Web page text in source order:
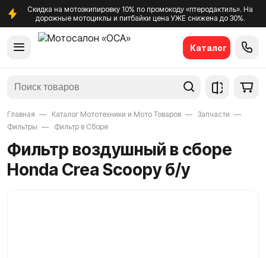
Скидка на мотоэкипировку 10% по промокоду «птеродактиль». На
дорожные мотоциклы и питбайки цена УЖЕ снижена до 30%.
Каталог
Главная Каталог Мототехники и Мото Товаров
Запчасти
Фильтры
Фильтр в Сборе
Фильтр воздушный в сборе
Honda Crea Scoopy б/у